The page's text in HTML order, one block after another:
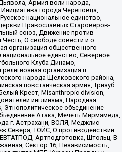
Армия воли народа,
города Череповца,
национальное единство,
Православных Староверов-
союз, Движение против
Честь, О свободе совести и о
организация общественного
национальное единство, Северное
Клуба Динамо,
организация п.
народа Щелковского района,
повстанческая армия, Тризуб
Крест, Misanthropic division,
инглиизма, Народная
Этнополитическое объединение
Атака, Мечеть Мирмамеда,
г. Астрахани, ВОЛЯ, Меджлис
Севера, ТОЙС, О противодействии
Артподготовка, Штольц, В
Сектор 16, Независимость,